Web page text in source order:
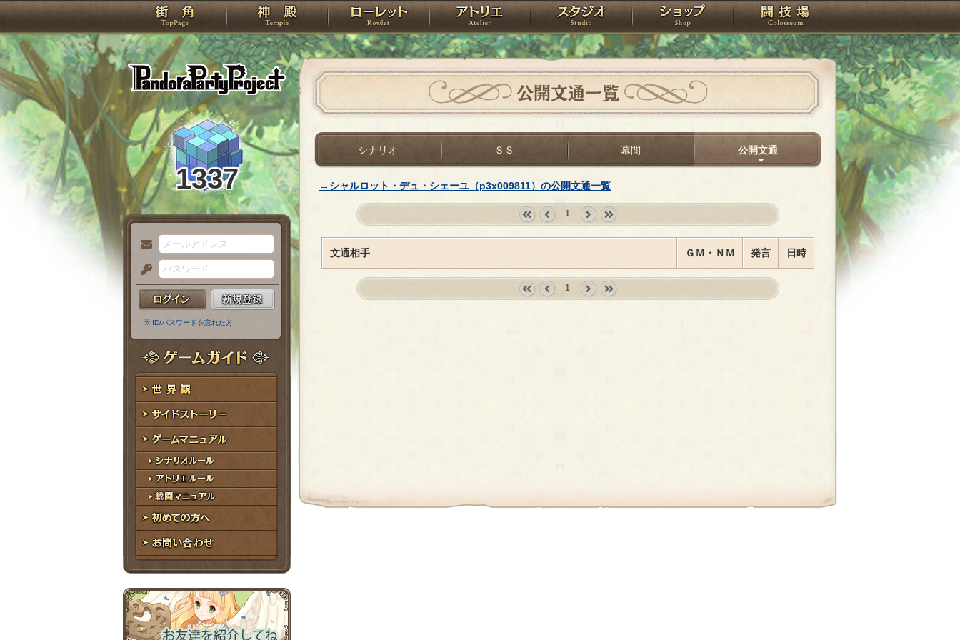
PandoraPartyProject
TOP 神殿 ローレット アトリエ スタジオ ショップ 闘技場
1337
メ
ー
ル
ア
ド
レ
ス
パ
ス
ー
ド
※ ID/パスワードを忘れた方
ゲームガイド
世界観
サイドストーリー
ゲームマニュアル
シナリオルール
アトリエルール
戦闘マニュアル
初めての方へ
お問い合わせ
公開文通一覧
シナリオ ＳＳ 幕間 公開文通
→シャルロット・デュ・シェーユ（p3x009811）の公開文通一覧
1
文通相手 ＧＭ・ＮＭ 発言 日時
1